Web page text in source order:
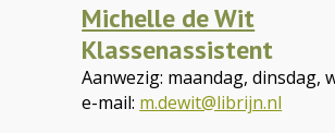
Michelle de Wit
Klassenassistent
Aanwezig: maandag, dinsdag,
e-mail: m.dewit@librijn.nl